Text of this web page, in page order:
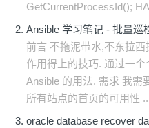
GetCurrentProcessId();
Ansible 学习笔记 - 批量巡
前言 不拖泥带水,不东拉
作用得上的技巧. 通过一
Ansible 的用法. 需求 我需
所有站点的首页的可用性
oracle database recover